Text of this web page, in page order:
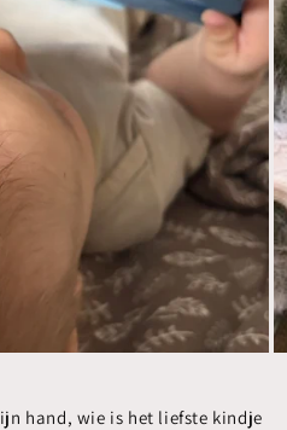
hand, wie is het liefste kindje